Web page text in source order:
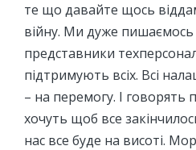
те що давайте щось
війну. Ми дуже
представники
підтримують всіх. Всі
– на перемогу. І
хочуть щоб все
нас все буде на висоті.